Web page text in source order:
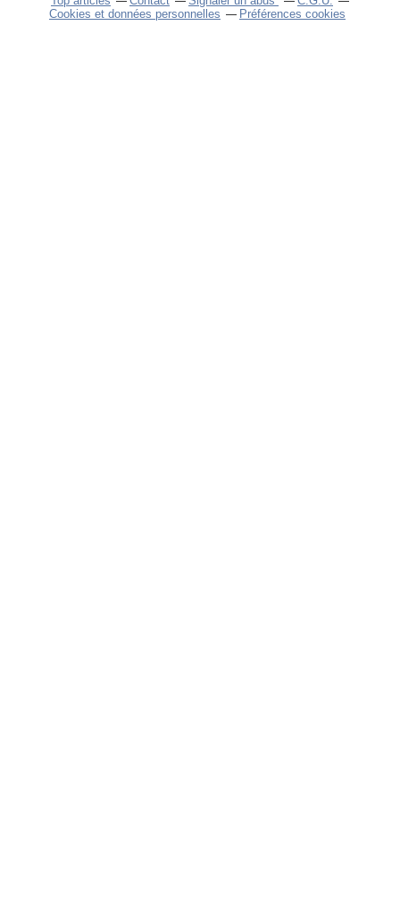
Cookies et données personnelles
Préférences cookies